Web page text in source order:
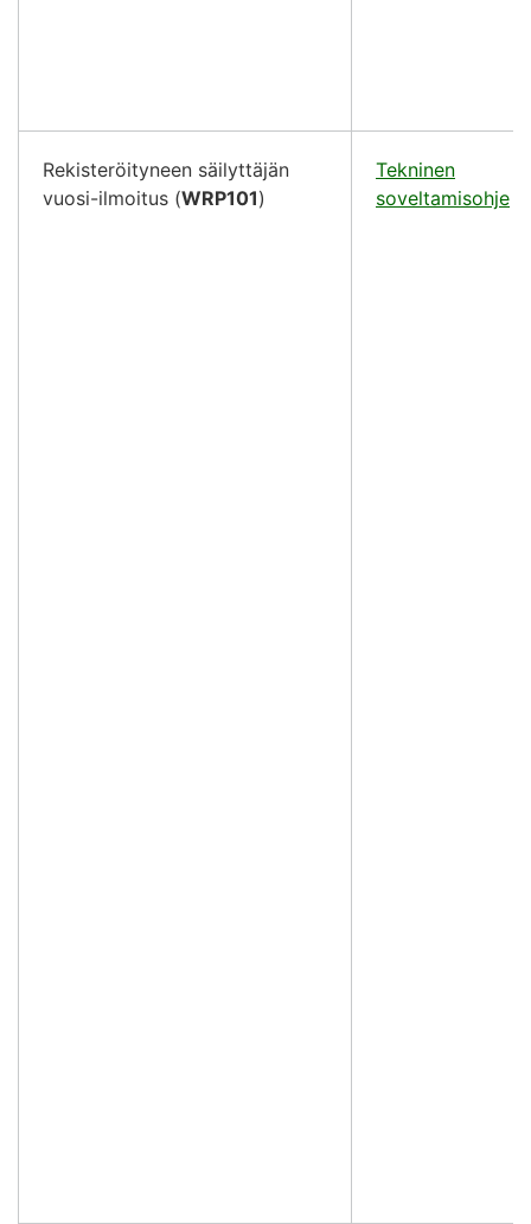
Rekisteröityneen säilyttäjän
vuosi-ilmoitus (WRP101)
Tekninen
soveltamisohje